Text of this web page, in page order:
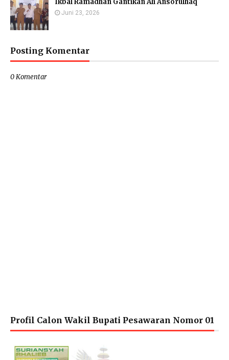
Ikbal Ramadhan Gantikan Ali Ansorulhaq
Juni 23, 2026
Posting Komentar
0 Komentar
Profil Calon Wakil Bupati Pesawaran Nomor 01